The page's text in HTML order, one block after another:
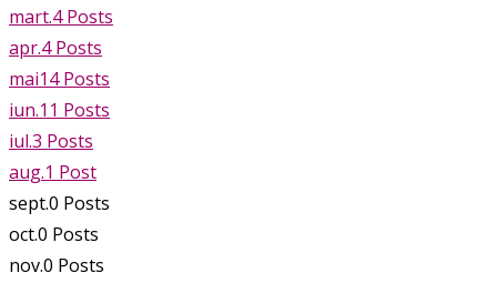
mart.4 Posts
apr.4 Posts
mai14 Posts
iun.11 Posts
iul.3 Posts
aug.1 Post
sept.0 Posts
oct.0 Posts
nov.0 Posts